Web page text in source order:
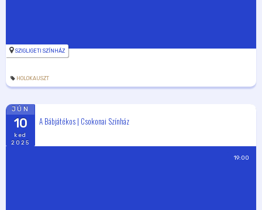
SZIGLIGETI SZÍNHÁZ
HOLOKAUSZT
JÚN
10
ked
2025
A Bábjátékos | Csokonai Színház
19:00